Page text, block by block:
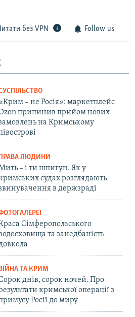
без VPN Follow us
– не Росія»: маркетплейс
припинив прийом нових
на Кримському
ЛЮДИНИ
– і ти шпигун. Як у
судах розглядають
в держзраді
Сімферопольського
та занедбаність
ТА КРИМ
днів, сорок ночей. Про
кримської операції з
Росії до миру